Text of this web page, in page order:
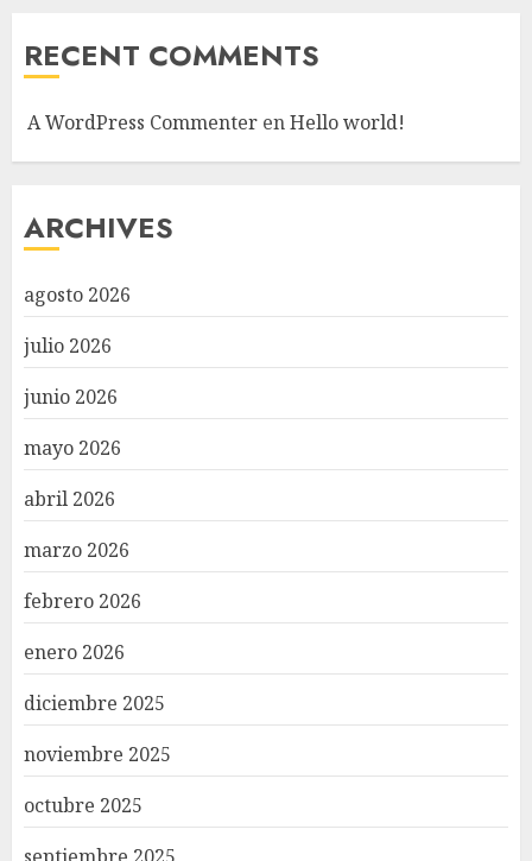
RECENT COMMENTS
A WordPress Commenter enHello world!
ARCHIVES
agosto 2026
julio 2026
junio 2026
mayo 2026
abril 2026
marzo 2026
febrero 2026
enero 2026
diciembre 2025
noviembre 2025
octubre 2025
septiembre 2025